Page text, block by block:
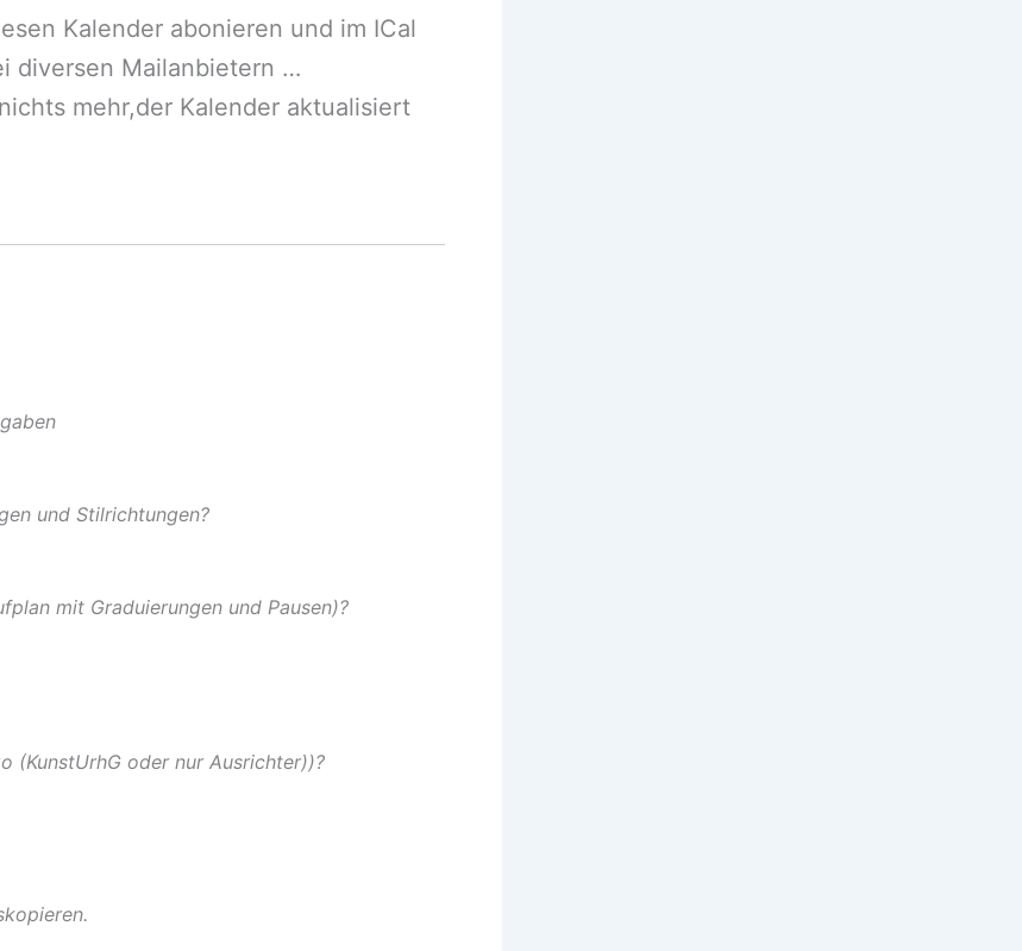
Kalender abonieren und im ICal
diversen Mailanbietern …
mehr,der Kalender aktualisiert
und Stilrichtungen?
mit Graduierungen und Pausen)?
(KunstUrhG oder nur Ausrichter))?